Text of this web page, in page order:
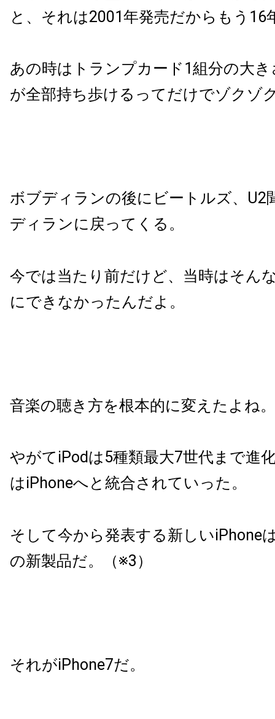
と、それは2001年発売だからもう 16
あの時はトランプカード1組分の大
が全部持ち歩けるってだけでゾクゾ
ボブディランの後にビートルズ、U2
ディランに戻ってくる。
今では当たり前だけど、当時はそん
にできなかったんだよ。
音楽の聴き方を根本的に変えたよね。
やがてiPodは5種類最大7世代まで進
はiPhoneへと統合されていった。
そして今から発表する新しいiPhone
の新製品だ。
（※3）
それがiPhone7だ。